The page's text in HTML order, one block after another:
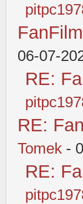
06-07-
RE:
RE:
Tomek -
RE: